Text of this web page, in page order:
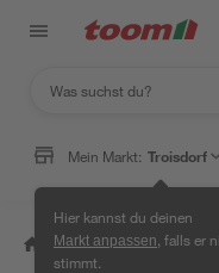
Mein Markt: Troisdorf
Hier kannst du deinen
Markt anpassen , falls er
stimmt.
/ Wohnen & Haushalt /